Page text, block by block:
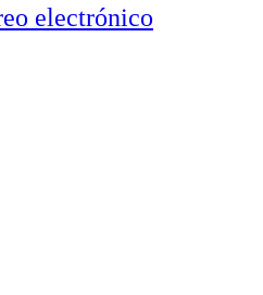
electrónico